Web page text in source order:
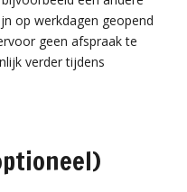
op werkdagen geopend
geen afspraak te
verder tijdens